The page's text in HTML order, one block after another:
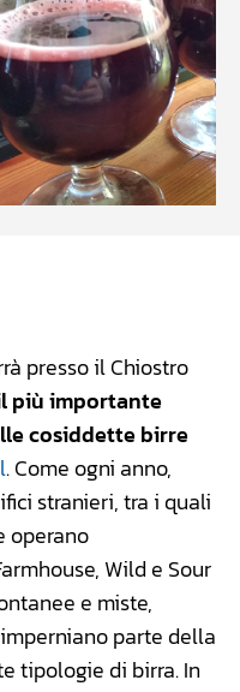
presso il Chiostro
più importante
cosiddette birre
. Come ogni anno,
stranieri, tra i quali
operano
Wild e Sour
e miste,
parte della
tipologie di birra. In